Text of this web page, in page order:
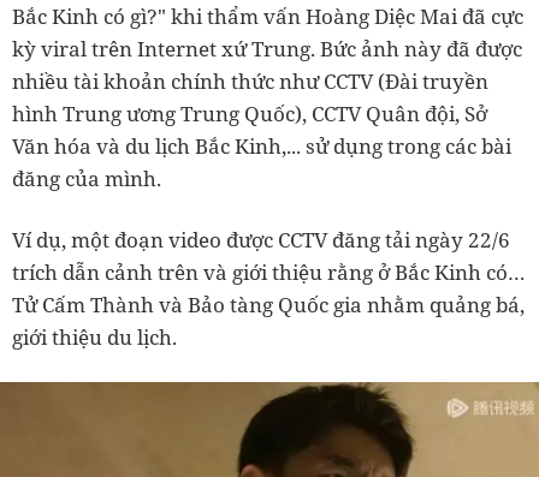
Bắc Kinh có gì?" khi thẩm vấn Hoàng Diệc Mai đã cực
kỳ viral trên Internet xứ Trung. Bức ảnh này đã được
nhiều tài khoản chính thức như CCTV (Đài truyền
hình Trung ương Trung Quốc), CCTV Quân đội, Sở
Văn hóa và du lịch Bắc Kinh,... sử dụng trong các bài
đăng của mình.
Ví dụ, một đoạn video được CCTV đăng tải ngày 22/6
trích dẫn cảnh trên và giới thiệu rằng ở Bắc Kinh có…
Tử Cấm Thành và Bảo tàng Quốc gia nhằm quảng bá,
giới thiệu du lịch.